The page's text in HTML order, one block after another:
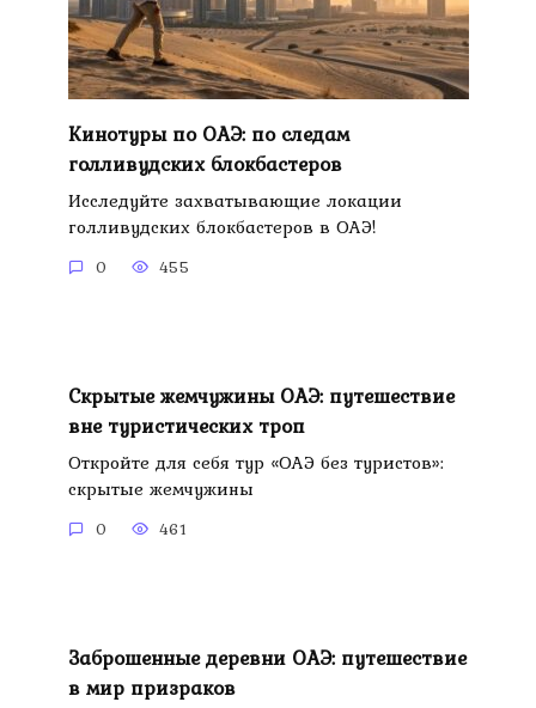
Кинотуры по ОАЭ: по следам
голливудских блокбастеров
Исследуйте захватывающие локации
голливудских блокбастеров в ОАЭ!
0 455
Скрытые жемчужины ОАЭ: путешествие
вне туристических троп
Откройте для себя тур «ОАЭ без туристов»:
скрытые жемчужины
0 461
Заброшенные деревни ОАЭ: путешествие
в мир призраков